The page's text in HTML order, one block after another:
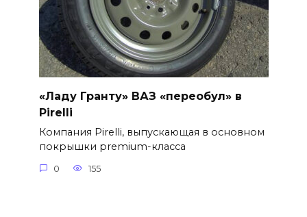
«Ладу Гранту» ВАЗ «переобул» в
Pirelli
Компания Pirelli, выпускающая в основном
покрышки premium-класса
0 155